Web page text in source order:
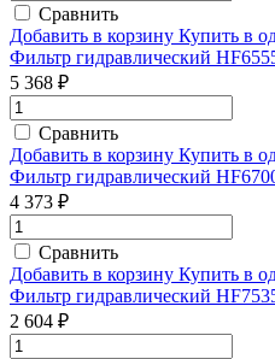
Сравнить
Добавить в корзину Купить в
Фильтр гидравлический
5 368 ₽
Сравнить
Добавить в корзину Купить в
Фильтр гидравлический
4 373 ₽
Сравнить
Добавить в корзину Купить в
Фильтр гидравлический
2 604 ₽